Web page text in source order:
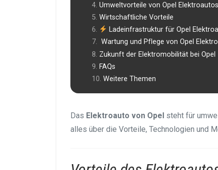
Umweltvorteile von Opel Elektroautos
Wirtschaftliche Vorteile
Ladeinfrastruktur für Opel
Wartung und Pflege von Opel
Zukunft der Elektromobilität bei Opel
FAQs
Weitere Themen
Das Elektroauto von Opel steht für
alles über die Vorteile, Technologien und